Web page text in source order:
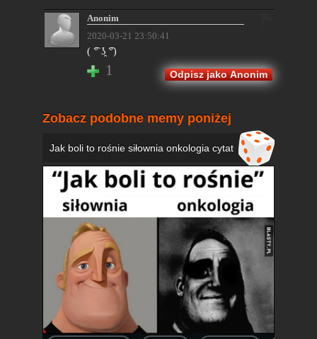
Anonim
2020-03-21 23:50:41
( ͡° ʖ̯ ͡°)
1 Odpisz jako Anonim
Zobacz podobne memy poniżej
Jak boli to rośnie siłownia onkologia cytat